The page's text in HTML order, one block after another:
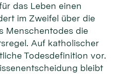
das Leben einen
im Zweifel über die
Menschentodes die
Auf katholischer
Todesdefinition vor.
bleibt